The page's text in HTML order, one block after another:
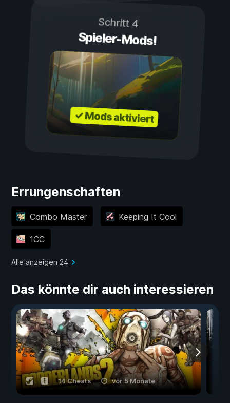
Schritt 4
Spieler-Mods!
✓ Mods aktiviert
Errungenschaften
Combo Master Keeping It Cool
1CC
Alle anzeigen 24
Das könnte dir auch interessieren
14 Cheats vor 5 Monate